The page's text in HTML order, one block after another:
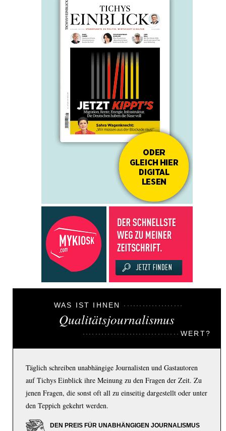
WAS IST IHNEN
Qualitätsjournalismus
WERT?
Täglich schreiben unabhängige Journalisten und Gastautoren
auf Tichys Einblick ihre Meinung zu den Fragen der Zeit. Zu
jenen Fragen, die sonst oft all zu einseitig dargestellt oder unter
den Teppich gekehrt werden.
DEN PREIS FÜR UNABHÄNGIGEN JOURNALISMUS